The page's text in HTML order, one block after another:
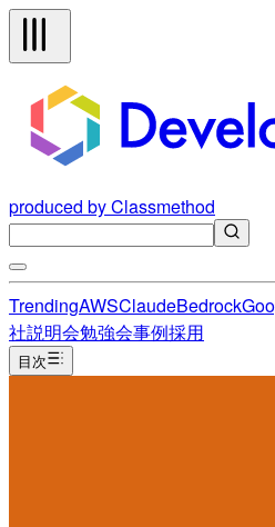
produced by Classmethod
TrendingAWSClaudeBedrock
社説明会勉強会事例採用
目次